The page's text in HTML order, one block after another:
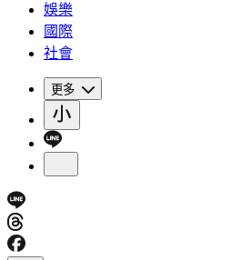
娛樂
國際
社會
更多